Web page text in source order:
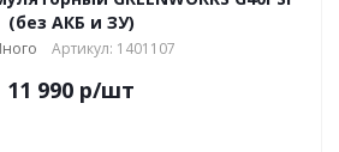
(без АКБ и ЗУ)
Артикул: 1401107
11 990 р/шт